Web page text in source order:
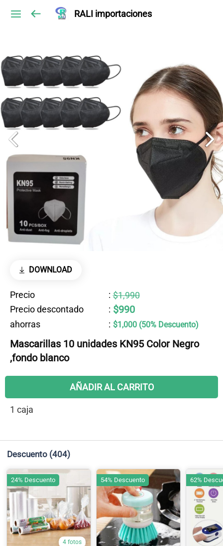
RALI importaciones
DOWNLOAD
Precio : $1,990
Precio descontado
: $990
ahorras : $1,000 (50% Descuento)
Mascarillas 10 unidades KN95 Color Negro
,fondo blanco
AÑADIR AL CARRITO
1 caja
Descuento (404)
4 fotos
24% Descuento 54% Descuento 62%